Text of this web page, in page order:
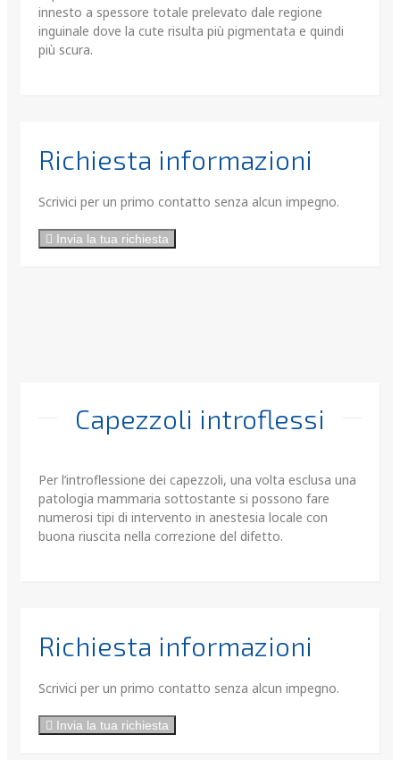
innesto a spessore totale prelevato dale regione
inguinale dove la cute risulta più pigmentata e quindi
più scura.
Richiesta informazioni
Scrivici per un primo contatto senza alcun impegno.
Invia la tua richiesta
Capezzoli introflessi
Per l’introflessione dei capezzoli, una volta esclusa una
patologia mammaria sottostante si possono fare
numerosi tipi di intervento in anestesia locale con
buona riuscita nella correzione del difetto.
Richiesta informazioni
Scrivici per un primo contatto senza alcun impegno.
Invia la tua richiesta